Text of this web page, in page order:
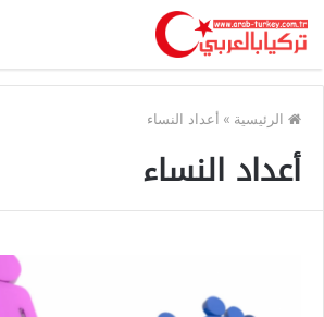
الرئيسية » أعداد النساء
أعداد النساء